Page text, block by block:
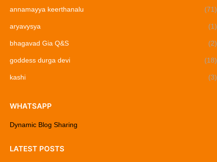
annamayya keerthanalu (71)
aryavysya (1)
bhagavad Gia Q&S (2)
goddess durga devi (18)
kashi (3)
WHATSAPP
Dynamic Blog Sharing
LATEST POSTS